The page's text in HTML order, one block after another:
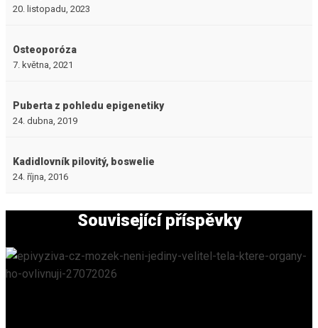
20. listopadu, 2023
Osteoporóza
7. května, 2021
Puberta z pohledu epigenetiky
24. dubna, 2019
Kadidlovník pilovitý, boswelie
24. října, 2016
Související příspěvky